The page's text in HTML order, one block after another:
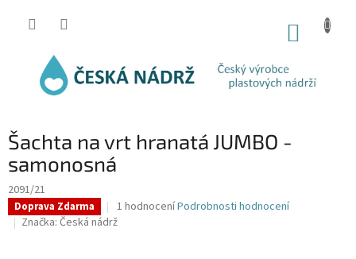
Šachta na vrt hranatá JUMBO -
samonosná
2091/21
Doprava Zdarma
Průměrné
hodnocení
1 hodnoceníPodrobnosti hodnocení
Značka: Česká nádrž